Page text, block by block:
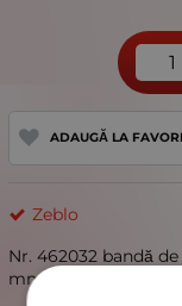
ADAUGĂ LA
Zeblo
Nr. 462032 bandă
mm - length ~2